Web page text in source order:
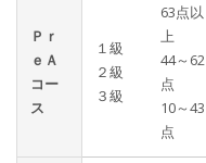
Ｐｒ
ｅＡ
コー
ス
１級
２級
３級
63点以
上
44～62
点
10～43
点